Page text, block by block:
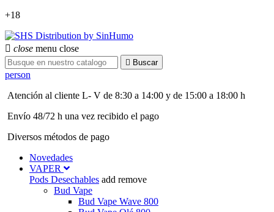
+18
 close menu close
 Buscar
person
Atención al cliente L- V de 8:30 a 14:00 y de 15:00 a 18:00 h
Envío 48/72 h una vez recibido el pago
Diversos métodos de pago
Novedades
VAPER
Pods Desechables add remove
Bud Vape
Bud Vape Wave 800